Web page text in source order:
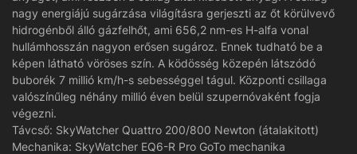
nagy energiájú sugárzása világításra gerjeszti az őt körülvevő
hidrogénből álló gázfelhőt, ami 656,2 nm-es H-alfa vonal
hullámhosszán nagyon erősen sugároz. Ennek tudható be a
képen látható vöröses szín. A ködösség közepén látszódó
buborék 7 millió km/h-s sebességgel tágul. Központi csillaga
valószínűleg néhány millió éven belül szupernóvaként fogja
végezni.
Távcső: SkyWatcher Quattro 200/800 Newton (átalakitott)
Mechanika: SkyWatcher EQ6-R Pro GoTo mechanika